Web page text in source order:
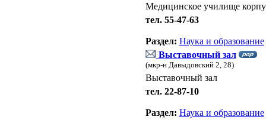
Медицинское училище
тел. 55-47-63
Раздел: Наука и образование
Выставочный зал
(мкр-н Давыдовский 2, 28)
Выставочный зал
тел. 22-87-10
Раздел: Наука и образование